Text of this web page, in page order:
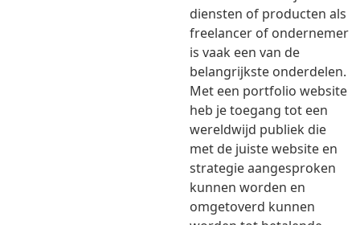
diensten of producten als
freelancer of ondernemer
is vaak een van de
belangrijkste onderdelen.
Met een portfolio website
heb je toegang tot een
wereldwijd publiek die
met de juiste website en
strategie aangesproken
kunnen worden en
omgetoverd kunnen